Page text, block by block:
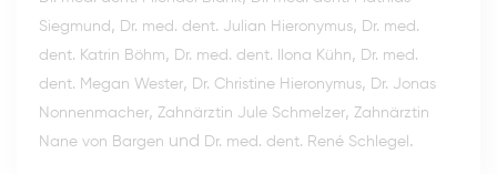
Siegmund , Dr. med. dent. Julian Hieronymus, Dr. med.
dent. Katrin Böhm, Dr. med. dent. Ilona Kühn, Dr. med.
dent. Megan Wester, Dr. Christine Hieronymus, Dr. Jonas
Nonnenmacher, Zahnärztin Jule Schmelzer, Zahnärztin
Nane von Bargen und Dr. med. dent. René Schlegel .